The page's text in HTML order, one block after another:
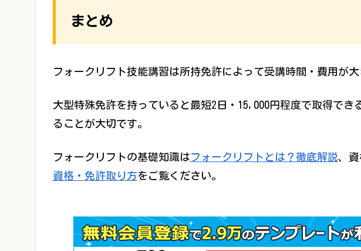
まとめ
フォークリフト技能講習は所持免許によって受講時間・費用が大
大型特殊免許を持っていると最短2日・15,000円程度で取得でき
ることが大切です。
フォークリフトの基礎知識はフォークリフトとは？徹底解説、
資格・免許取り方をご覧ください。